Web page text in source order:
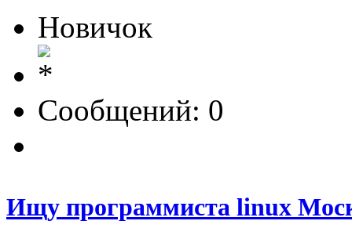
Новичок
Сообщений: 0
Ищу программиста linux